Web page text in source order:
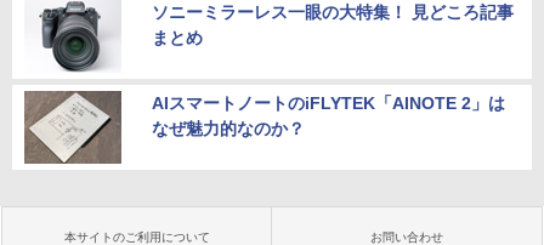
ソニーミラーレス一眼の大特集！ 見どころ記事
まとめ
AIスマートノートのiFLYTEK「AINOTE 2」は
なぜ魅力的なのか？
本サイトのご利用について お問い合わせ